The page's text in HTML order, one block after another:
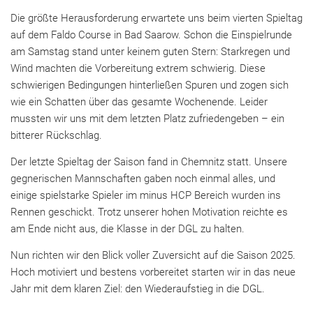
Die größte Herausforderung erwartete uns beim vierten Spieltag
auf dem Faldo Course in Bad Saarow. Schon die Einspielrunde
am Samstag stand unter keinem guten Stern: Starkregen und
Wind machten die Vorbereitung extrem schwierig. Diese
schwierigen Bedingungen hinterließen Spuren und zogen sich
wie ein Schatten über das gesamte Wochenende. Leider
mussten wir uns mit dem letzten Platz zufriedengeben – ein
bitterer Rückschlag.
Der letzte Spieltag der Saison fand in Chemnitz statt. Unsere
gegnerischen Mannschaften gaben noch einmal alles, und
einige spielstarke Spieler im minus HCP Bereich wurden ins
Rennen geschickt. Trotz unserer hohen Motivation reichte es
am Ende nicht aus, die Klasse in der DGL zu halten.
Nun richten wir den Blick voller Zuversicht auf die Saison 2025.
Hoch motiviert und bestens vorbereitet starten wir in das neue
Jahr mit dem klaren Ziel: den Wiederaufstieg in die DGL.